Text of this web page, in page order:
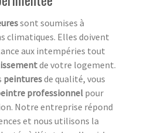
sont soumises à
climatiques. Elles doivent
aux intempéries tout
de votre logement.
peinturesde qualité, vous
professionnel pour
Notre entreprise répond
et nous utilisons la